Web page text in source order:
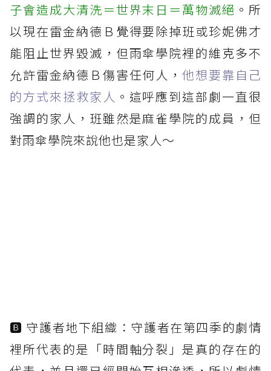
子會造成大清洗＝世界末日＝萬物滅絕 。所
以現在雷金納德Ｂ覺得要除掉班或珍妮佛才
能阻止世界毀滅，但雨傘學院裡的維克多不
允許雷金納德Ｂ傷害任何人，他想要靠自己
的方式來拯救家人 。這呼應到這部劇一直很
強調的家人，班雖然是麻雀學院的成員，但
對雨傘學院來說他也是家人～
🅱 守護者地下組織：守護者在第四季的劇情
裡所代表的是「時間軸分裂」是真的存在的